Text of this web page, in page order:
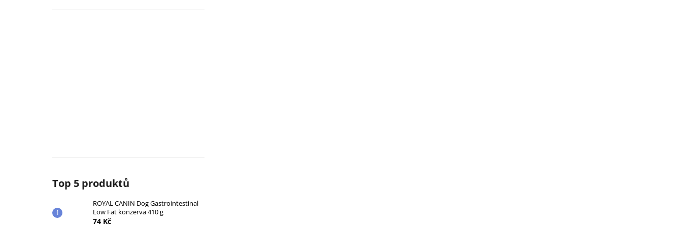
Top 5 produktů
ROYAL CANIN Dog Gastrointestinal
Low Fat konzerva 410 g
74 Kč